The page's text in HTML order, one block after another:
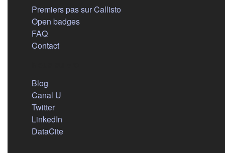
Premiers pas sur Callisto
Open badges
FAQ
Contact
Blog
Canal U
Twitter(s'ouvre dans un nouvel onglet)
LinkedIn
DataCite(s'ouvre dans un nouvel onglet)